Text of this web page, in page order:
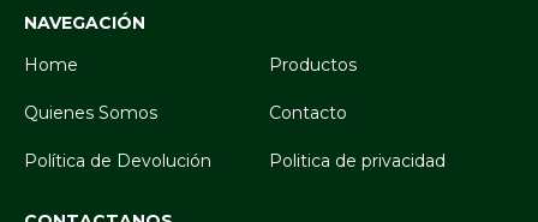
NAVEGACIÓN
Home
Productos
Quienes Somos Contacto
Política de Devolución Politica de privacidad